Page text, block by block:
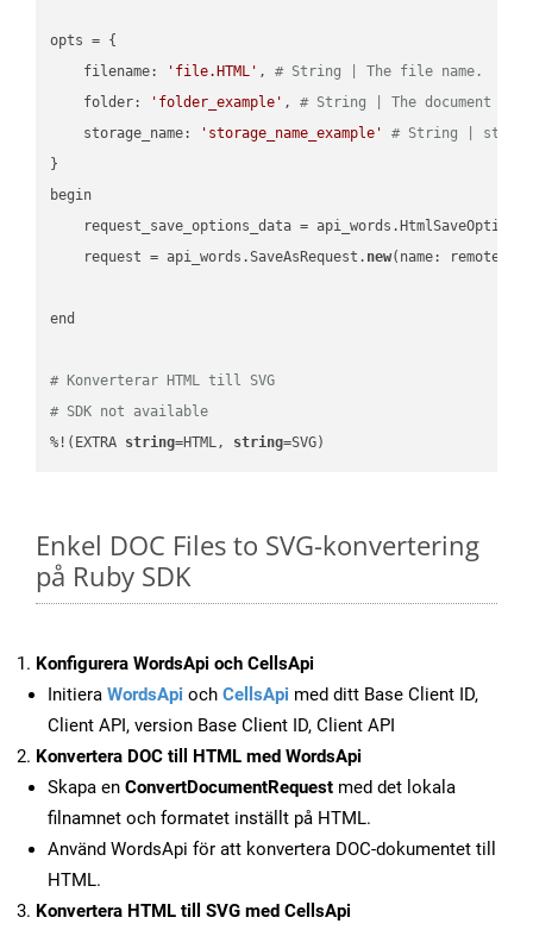
opts = {
    filename:
'file.HTML' , # String | The file name.
    folder:
'folder_example' , # String | The document
    storage_name:
'storage_name_example'
# String |
}
begin
request_save_options_data =
    request = api_words.SaveAsRequest.
new(name:
end
# Konverterar HTML till SVG
# SDK not available
%!(EXTRA string=HTML, string=SVG)
Enkel DOC Files to SVG-konvertering
på Ruby SDK
Konfigurera WordsApi och CellsApi
Initiera WordsApi och CellsApi med ditt Base Client ID,
Client API, version Base Client ID, Client API
Konvertera DOC till HTML med WordsApi
Skapa en ConvertDocumentRequest med det lokala
filnamnet och formatet inställt på HTML.
Använd WordsApi för att konvertera DOC-dokumentet till
HTML.
Konvertera HTML till SVG med CellsApi